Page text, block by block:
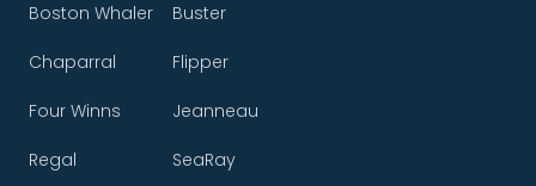
Boston Whaler Buster
Chaparral Flipper
Four Winns Jeanneau
Regal SeaRay